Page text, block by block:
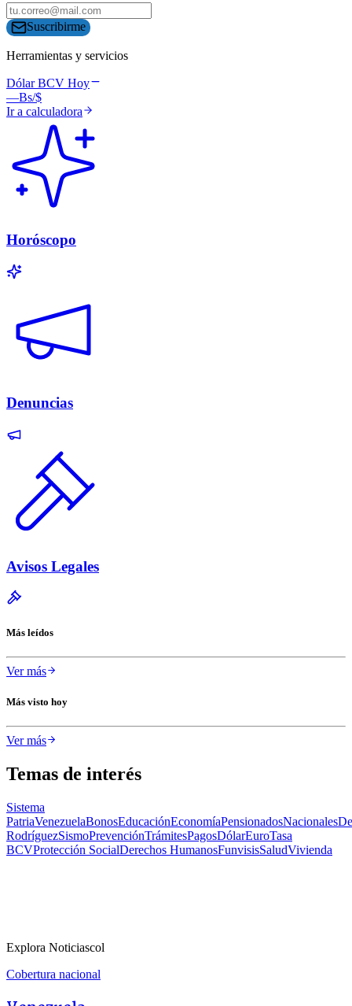
Suscribirme
Herramientas y servicios
Dólar BCV Hoy
—Bs/$
Ir a calculadora
Horóscopo
Denuncias
Avisos Legales
Más leídos
Ver más
Más visto hoy
Ver más
Temas de interés
Sistema
PatriaVenezuelaBonosEducaciónEconomíaPensionadosNacionales
RodríguezSismoPrevenciónTrámitesPagosDólarEuroTasa
BCVProtección SocialDerechos HumanosFunvisisSaludVivienda
Explora Noticiascol
Cobertura nacional